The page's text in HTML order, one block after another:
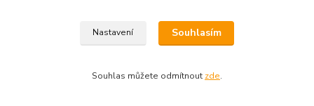
Nastavení Souhlasím
Souhlas můžete odmítnout zde.